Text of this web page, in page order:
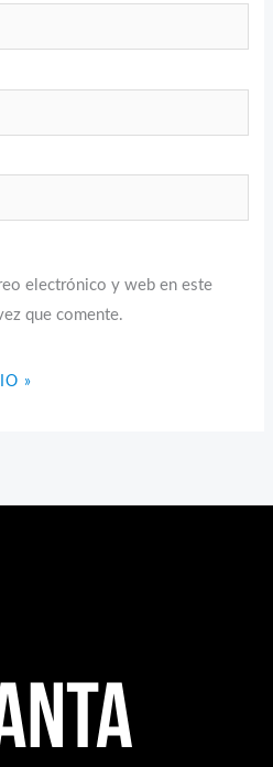
electrónico y web en este
que comente.